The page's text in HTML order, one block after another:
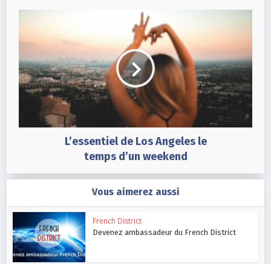
L’essentiel de Los Angeles le
temps d’un weekend
Vous aimerez aussi
French District
Devenez ambassadeur du French District